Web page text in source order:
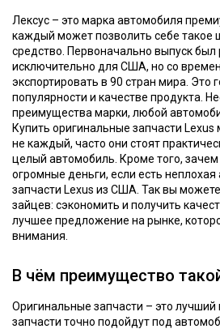
Лексус – это марка автомобиля
каждый может позволить себе такое
средство. Первоначально выпуск был
исключительно для США, но со
экспортировать в 90 стран мира. Это
популярности и качестве продукта.
преимущества марки, любой
Купить оригинальные запчасти
не каждый, часто они стоят
целый автомобиль. Кроме того, зачем
огромные деньги, если есть неплохая
запчасти Lexus из США. Так вы
зайцев: сэкономить и получить
лучшее предложение на рынке,
внимания.
В чём преимущество
Оригинальные запчасти – это лучший
запчасти точно подойдут под